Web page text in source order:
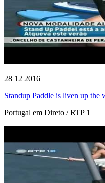
28 12 2016
Standup Paddle is liven up the
Portugal em Direto / RTP 1